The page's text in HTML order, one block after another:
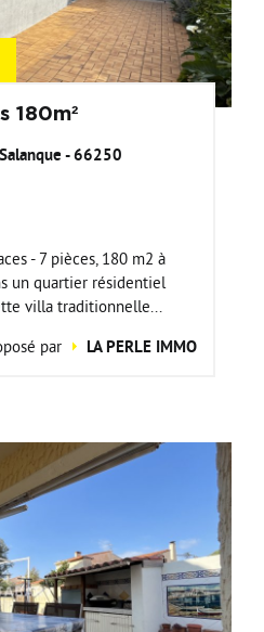
180m²
- 66250
- 7 pièces, 180 m2 à
un quartier résidentiel
villa traditionnelle...
par
LA PERLE IMMO